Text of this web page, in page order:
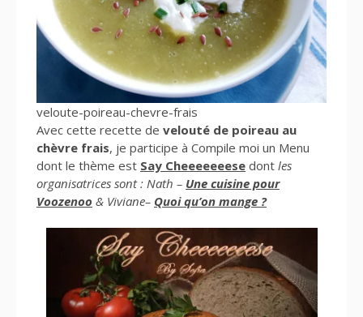
veloute-poireau-chevre-frais
Avec cette recette de velouté de poireau au
chèvre frais, je participe à Compile moi un Menu
dont le thème est Say Cheeeeeeese dont les
organisatrices sont : Nath – Une cuisine pour
Voozenoo & Viviane– Quoi qu’on mange ?